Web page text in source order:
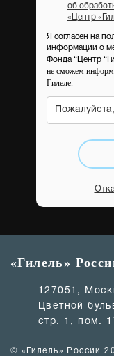
об
«Центр
Я согласен на
информации о
Фонда “Центр
не сможем
Гилеле.
«Гилель»
127051,
Цветной
стр. 1, пом.
© «Гилель» России